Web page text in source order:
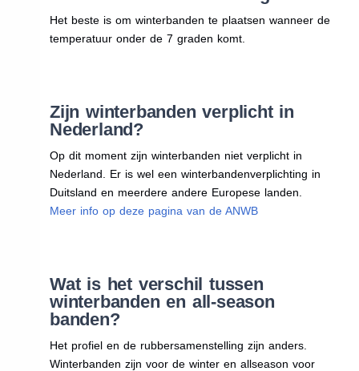
Het beste is om winterbanden te plaatsen wanneer de
temperatuur onder de 7 graden komt.
Zijn winterbanden verplicht in
Nederland?
Op dit moment zijn winterbanden niet verplicht in
Nederland. Er is wel een winterbandenverplichting in
Duitsland en meerdere andere Europese landen.
Meer info op deze pagina van de ANWB
Wat is het verschil tussen
winterbanden en all-season
banden?
Het profiel en de rubbersamenstelling zijn anders.
Winterbanden zijn voor de winter en allseason voor